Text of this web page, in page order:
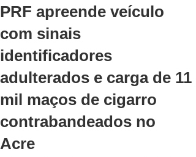
PRF apreende veículo
com sinais
identificadores
adulterados e carga de 11
mil maços de cigarro
contrabandeados no
Acre